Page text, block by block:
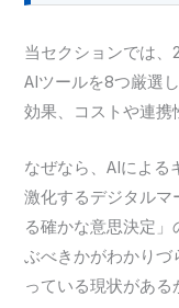
当セクションでは
AIツールを8つ厳選
効果、コストや連携
なぜなら、AIによる
激化するデジタル
る確かな意思決定
ぶべきかがわかりづ
っている現状がある